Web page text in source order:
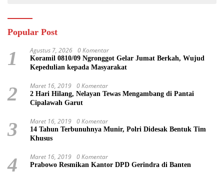
Popular Post
1 Agustus 7, 2026 0 Komentar
Koramil 0810/09 Ngronggot Gelar Jumat Berkah, Wujud
Kepedulian kepada Masyarakat
2 Maret 16, 2019 0 Komentar
2 Hari Hilang, Nelayan Tewas Mengambang di Pantai
Cipalawah Garut
3 Maret 16, 2019 0 Komentar
14 Tahun Terbunuhnya Munir, Polri Didesak Bentuk Tim
Khusus
4 Maret 16, 2019 0 Komentar
Prabowo Resmikan Kantor DPD Gerindra di Banten